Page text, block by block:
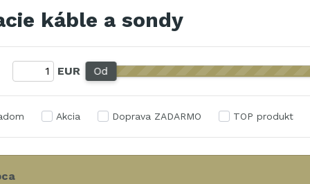
káble a sondy
EUR Od
Akcia Doprava ZADARMO TOP produkt